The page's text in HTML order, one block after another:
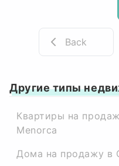
Back
Другие типы
Квартиры на
Menorca
Дома на продажу в